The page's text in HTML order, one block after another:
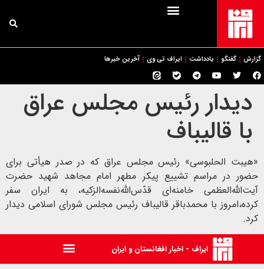
گزارش گفتگو یادداشت ایراف تی وی آخرین خبرها
دیدار رئیس مجلس عراق
با قالیباف
«هیبت الحلبوسی» رئیس مجلس عراق که در صدر هیأتی برای
حضور در مراسم تشییع پیکر مطهر امام مجاهد شهید حضرت
آیت‌الله‌العظمی خامنه‌ای‌ قدّس‌الله‌نفسه‌الزکیه، به ایران سفر
کرده،امروز با محمدباقر قالیباف رئیس مجلس شورای اسلامی دیدار
کرد.
ایراف - اخبار افغانستان و ایران